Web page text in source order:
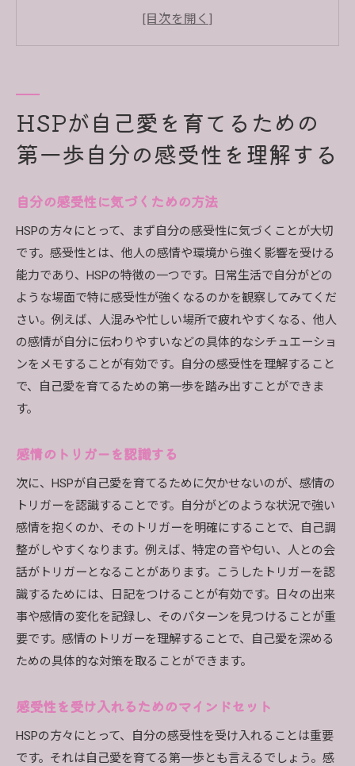
感受性を受け入れるためのマインドセット
HSPが自己愛を深めるために役立つセルフケアの習
慣
心と体の健康を保つための食生活
リラクゼーション法の取り入れ方
デジタルデトックスの重要性
趣味や創造的活動の取り入れ
セルフケアの成果を評価する
初心者におすすめの瞑想法
ガイド付き瞑想の効果
マインドフルネスの実践
瞑想によるストレス解消の科学
HSPが自己愛を高めるためのアファメーションの効
果
アファメーションの基本と効果
ポジティブアファメーションの作り方
毎日のアファメーションルーチン
アファメーションの効果を高める方法
感情とアファメーションの関係
HSPのための自然とのつながりを感じるリラックス
法
自然の中でのリトリートの重要性
HSPが自己愛を育てるための
第一歩自分の感受性を理解する
自分の感受性に気づくための方法
HSPの方々にとって、まず自分の感受性に気づくことが大切
です。感受性とは、他人の感情や環境から強く影響を受ける
能力であり、HSPの特徴の一つです。日常生活で自分がどの
ような場面で特に感受性が強くなるのかを観察してみてくだ
さい。例えば、人混みや忙しい場所で疲れやすくなる、他人
の感情が自分に伝わりやすいなどの具体的なシチュエーショ
ンをメモすることが有効です。自分の感受性を理解すること
で、自己愛を育てるための第一歩を踏み出すことができま
す。
感情のトリガーを認識する
次に、HSPが自己愛を育てるために欠かせないのが、感情の
トリガーを認識することです。自分がどのような状況で強い
感情を抱くのか、そのトリガーを明確にすることで、自己調
整がしやすくなります。例えば、特定の音や匂い、人との会
話がトリガーとなることがあります。こうしたトリガーを認
識するためには、日記をつけることが有効です。日々の出来
事や感情の変化を記録し、そのパターンを見つけることが重
要です。感情のトリガーを理解することで、自己愛を深める
ための具体的な対策を取ることができます。
感受性を受け入れるためのマインドセット
HSPの方々にとって、自分の感受性を受け入れることは重要
です。それは自己愛を育てる第一歩とも言えるでしょう。感